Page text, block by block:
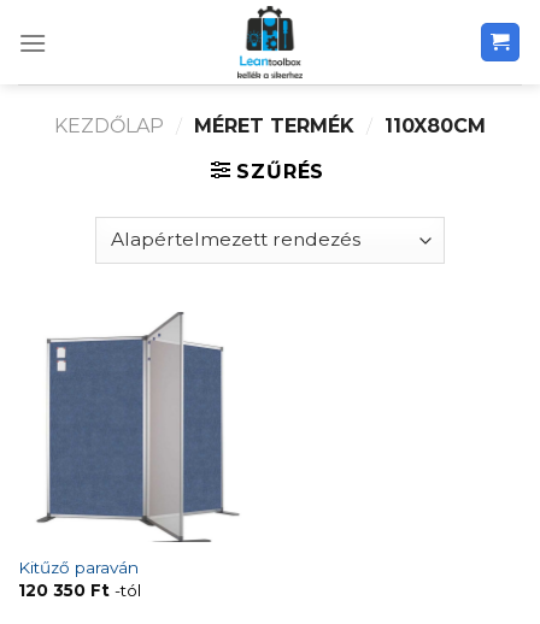
KEZDŐLAP / MÉRET TERMÉK / 110X80CM
SZŰRÉS
Kitűző paraván
120 350 Ft-tól